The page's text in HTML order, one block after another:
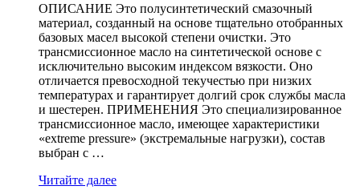
составляла
175,14 р..
162,06 р..
ОПИСАНИЕ Это полусинтетический смазочный
материал, созданный на основе тщательно отобранных
базовых масел высокой степени очистки. Это
трансмиссионное масло на синтетической основе с
исключительно высоким индексом вязкости. Оно
отличается превосходной текучестью при низких
температурах и гарантирует долгий срок службы масла
и шестерен. ПРИМЕНЕНИЯ Это специализированное
трансмиссионное масло, имеющее характеристики
«extreme pressure» (экстремальные нагрузки), состав
выбран с …
Масло
Читайте далее